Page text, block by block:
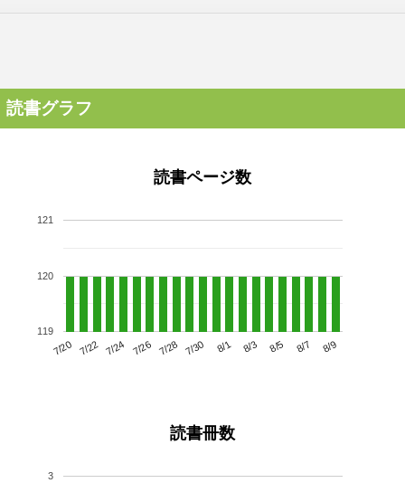
読書グラフ
読書ページ数
7/20 7/22 7/24 7/26 7/28 7/30 8/1 8/3 8/5 8/7 8/9
119
120
121
読書冊数
3